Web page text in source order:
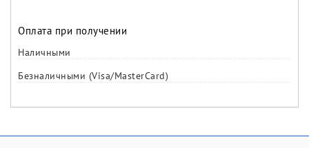
Оплата при получении
Наличными
Безналичными (Visa/MasterCard)